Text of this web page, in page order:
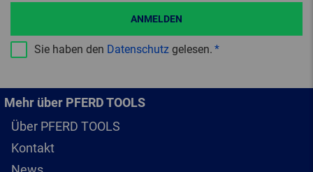
Sie haben den Datenschutz gelesen.
ANMELDEN
Mehr über PFERD TOOLS
Über PFERD TOOLS
Kontakt